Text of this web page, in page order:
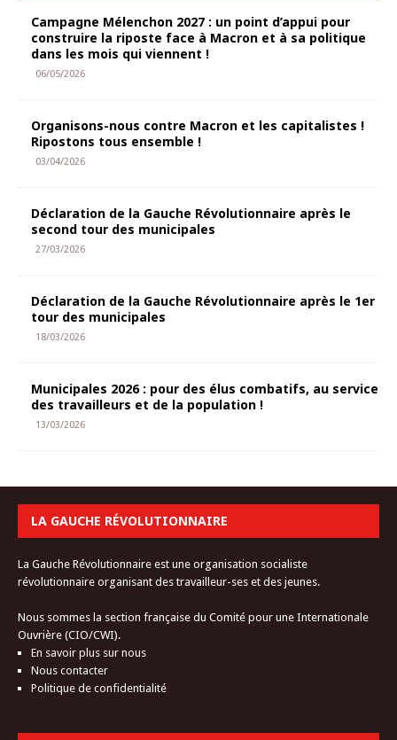
Campagne Mélenchon 2027 : un point d’appui pour
construire la riposte face à Macron et à sa politique
dans les mois qui viennent !
06/05/2026
Organisons-nous contre Macron et les capitalistes !
Ripostons tous ensemble !
03/04/2026
Déclaration de la Gauche Révolutionnaire après le
second tour des municipales
27/03/2026
Déclaration de la Gauche Révolutionnaire après le 1er
tour des municipales
18/03/2026
Municipales 2026 : pour des élus combatifs, au service
des travailleurs et de la population !
13/03/2026
LA GAUCHE RÉVOLUTIONNAIRE
La Gauche Révolutionnaire est une organisation socialiste
révolutionnaire organisant des travailleur-ses et des jeunes.
Nous sommes la section française du Comité pour une Internationale
Ouvrière (CIO/CWI).
En savoir plus sur nous
Nous contacter
Politique de confidentialité